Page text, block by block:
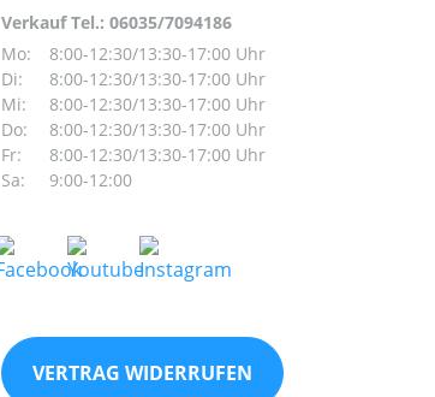
Verkauf Tel.: 06035/7094186
Mo:
8:00-12:30/13:30-17:00 Uhr
Di:
8:00-12:30/13:30-17:00 Uhr
Mi:
8:00-12:30/13:30-17:00 Uhr
Do:
8:00-12:30/13:30-17:00 Uhr
Fr:
8:00-12:30/13:30-17:00 Uhr
Sa:
9:00-12:00
VERTRAG WIDERRUFEN